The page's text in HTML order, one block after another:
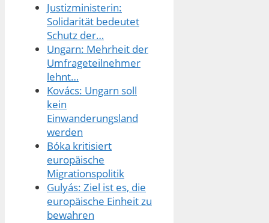
Justizministerin:
Solidarität bedeutet
Schutz der…
Ungarn: Mehrheit der
Umfrageteilnehmer
lehnt…
Kovács: Ungarn soll
kein
Einwanderungsland
werden
Bóka kritisiert
europäische
Migrationspolitik
Gulyás: Ziel ist es, die
europäische Einheit zu
bewahren